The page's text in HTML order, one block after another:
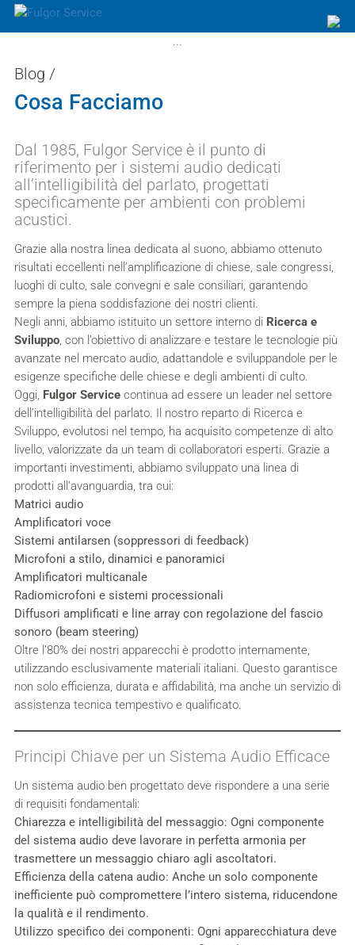
...
Blog /
Cosa Facciamo
Dal 1985, Fulgor Serviceè il punto di
riferimento per i sistemi audio dedicati
all’intelligibilità del parlato, progettati
specificamente per ambienti con problemi
acustici.
Grazie alla nostra linea dedicata al suono, abbiamo ottenuto
risultati eccellenti nell’amplificazione di chiese, sale congressi,
luoghi di culto, sale convegni e sale consiliari, garantendo
sempre la piena soddisfazione dei nostri clienti.
Negli anni, abbiamo istituito un settore interno di Ricerca e
Sviluppo, con l’obiettivo di analizzare e testare le tecnologie più
avanzate nel mercato audio, adattandole e sviluppandole per le
esigenze specifiche delle chiese e degli ambienti di culto.
Oggi, Fulgor Servicecontinua ad essere un leader nel settore
dell’intelligibilità del parlato. Il nostro reparto di Ricerca e
Sviluppo, evolutosi nel tempo, ha acquisito competenze di alto
livello, valorizzate da un team di collaboratori esperti. Grazie a
importanti investimenti, abbiamo sviluppato una linea di
prodotti all’avanguardia, tra cui:
Matrici audio
Amplificatori voce
Sistemi antilarsen (soppressori di feedback)
Microfoni a stilo, dinamici e panoramici
Amplificatori multicanale
Radiomicrofoni e sistemi processionali
Diffusori amplificati e line array con regolazione del fascio
sonoro (beam steering)
Oltre l’80% dei nostri apparecchi è prodotto internamente,
utilizzando esclusivamente materiali italiani. Questo garantisce
non solo efficienza, durata e affidabilità, ma anche un servizio di
assistenza tecnica tempestivo e qualificato.
Principi Chiave per un Sistema Audio Efficace
Un sistema audio ben progettato deve rispondere a una serie
di requisiti fondamentali:
Chiarezza e intelligibilità del messaggio: Ogni componente
del sistema audio deve lavorare in perfetta armonia per
trasmettere un messaggio chiaro agli ascoltatori.
Efficienza della catena audio: Anche un solo componente
inefficiente può compromettere l’intero sistema, riducendone
la qualità e il rendimento.
Utilizzo specifico dei componenti: Ogni apparecchiatura deve